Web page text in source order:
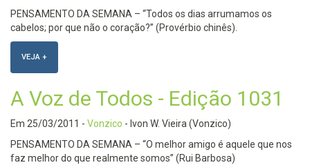
PENSAMENTO DA SEMANA – “Todos os dias arrumamos os
cabelos; por que não o coração?” (Provérbio chinês).
VEJA +
A Voz de Todos - Edição 1031
Em 25/03/2011 - Vonzico - Ivon W. Vieira (Vonzico)
PENSAMENTO DA SEMANA – “O melhor amigo é aquele que nos
faz melhor do que realmente somos” (Rui Barbosa)